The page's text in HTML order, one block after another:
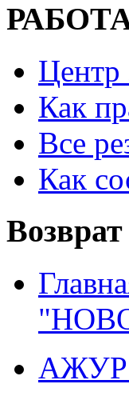
РАБОТА
Центр
Как
Все
Как
АЖУР: